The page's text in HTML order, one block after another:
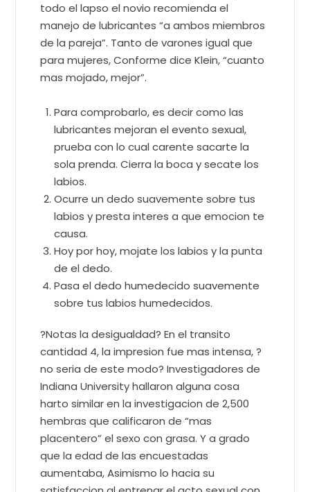
todo el lapso el novio recomienda el
manejo de lubricantes “a ambos miembros
de la pareja”. Tanto de varones igual que
para mujeres, Conforme dice Klein, “cuanto
mas mojado, mejor”.
Para comprobarlo, es decir como las
lubricantes mejoran el evento sexual,
prueba con lo cual carente sacarte la
sola prenda. Cierra la boca y secate los
labios.
Ocurre un dedo suavemente sobre tus
labios y presta interes a que emocion te
causa.
Hoy por hoy, mojate los labios y la punta
de el dedo.
Pasa el dedo humedecido suavemente
sobre tus labios humedecidos.
?Notas la desigualdad? En el transito
cantidad 4, la impresion fue mas intensa, ?
no seri­a de este modo? Investigadores de
Indiana University hallaron alguna cosa
harto similar en la investigacion de 2,500
hembras que calificaron de “mas
placentero” el sexo con grasa. Y a grado
que la edad de las encuestadas
aumentaba, Asimismo lo hacia su